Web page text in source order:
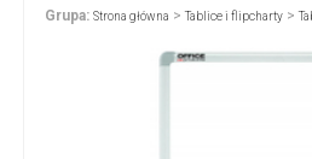
Grupa: Strona główna >Tablice i flipcharty>